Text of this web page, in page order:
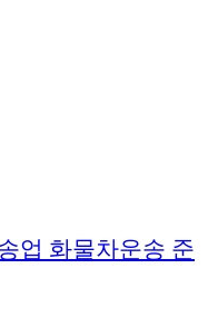
업 화물차운송 준